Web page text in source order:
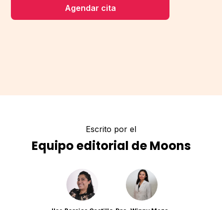
Agendar cita
Escrito por el
Equipo editorial de Moons